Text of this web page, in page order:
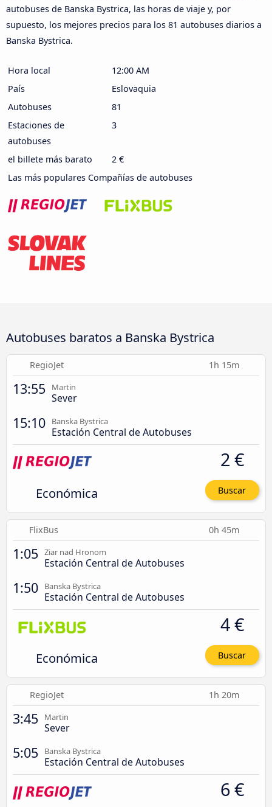
autobuses de Banska Bystrica, las horas de viaje y, por
supuesto, los mejores precios para los 81 autobuses diarios a
Banska Bystrica.
Hora local
12:00 AM
País
Eslovaquia
Autobuses
81
Estaciones de
autobuses
3
el billete más barato
2 €
Las más populares Compañías de autobuses
Autobuses baratos a Banska Bystrica
RegioJet 1h 15m
13:55 Martin
Sever
15:10 Banska Bystrica
Estación Central de Autobuses
Económica
2 €
Buscar
FlixBus 0h 45m
1:05 Ziar nad Hronom
Estación Central de Autobuses
1:50 Banska Bystrica
Estación Central de Autobuses
Económica
4 €
Buscar
RegioJet 1h 20m
3:45 Martin
Sever
5:05 Banska Bystrica
Estación Central de Autobuses
6 €